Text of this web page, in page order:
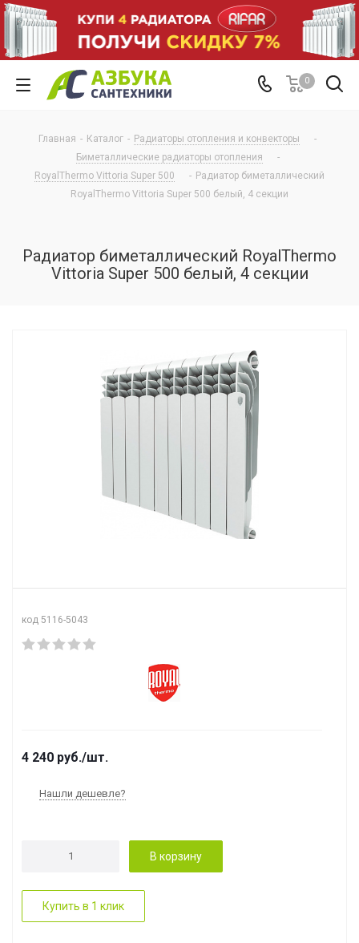
0
Главная - Каталог - Радиаторы отопления и конвекторы
-
Биметаллические радиаторы отопления
-
RoyalThermo Vittoria Super 500
- Радиатор биметаллический
RoyalThermo Vittoria Super 500 белый, 4 секции
Радиатор биметаллический RoyalThermo
Vittoria Super 500 белый, 4 секции
код 5116-5043
4 240 руб./шт.
Нашли дешевле?
В корзину
Купить в 1 клик